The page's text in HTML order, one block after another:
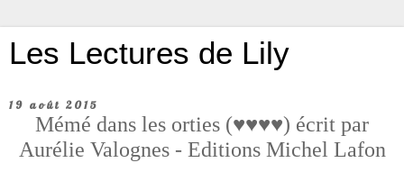
Les Lectures de Lily
19 août 2015
Mémé dans les orties (♥♥♥♥) écrit par
Aurélie Valognes - Editions Michel Lafon